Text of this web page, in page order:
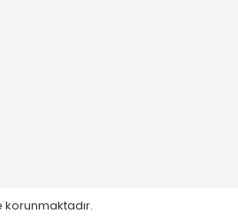
korunmaktadır.